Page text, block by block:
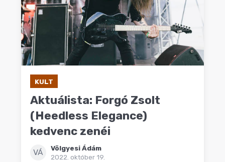
KULT
Aktuálista: Forgó Zsolt
(Heedless Elegance)
kedvenc zenéi
VÁ
Völgyesi Ádám
2022. október 19.